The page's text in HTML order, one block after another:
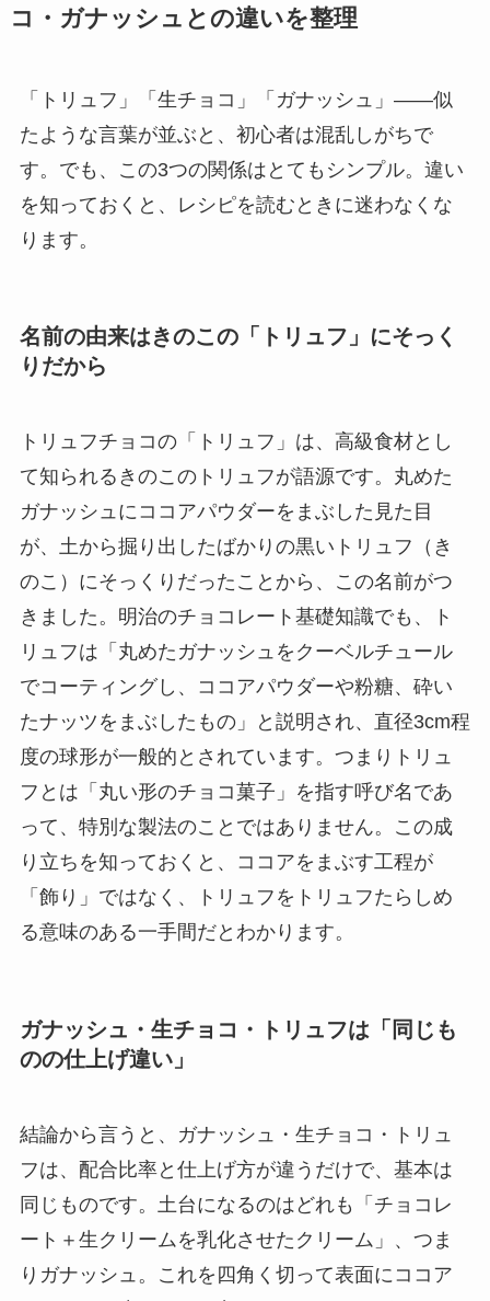
コ・ガナッシュとの違いを整理
「トリュフ」「生チョコ」「ガナッシュ」——似
たような言葉が並ぶと、初心者は混乱しがちで
す。でも、この3つの関係はとてもシンプル。違い
を知っておくと、レシピを読むときに迷わなくな
ります。
名前の由来はきのこの「トリュフ」にそっく
りだから
トリュフチョコの「トリュフ」は、高級食材とし
て知られるきのこのトリュフが語源です。丸めた
ガナッシュにココアパウダーをまぶした見た目
が、土から掘り出したばかりの黒いトリュフ（き
のこ）にそっくりだったことから、この名前がつ
きました。明治のチョコレート基礎知識でも、ト
リュフは「丸めたガナッシュをクーベルチュール
でコーティングし、ココアパウダーや粉糖、砕い
たナッツをまぶしたもの」と説明され、直径3cm程
度の球形が一般的とされています。つまりトリュ
フとは「丸い形のチョコ菓子」を指す呼び名であ
って、特別な製法のことではありません。この成
り立ちを知っておくと、ココアをまぶす工程が
「飾り」ではなく、トリュフをトリュフたらしめ
る意味のある一手間だとわかります。
ガナッシュ・生チョコ・トリュフは「同じも
のの仕上げ違い」
結論から言うと、ガナッシュ・生チョコ・トリュ
フは、配合比率と仕上げ方が違うだけで、基本は
同じものです。土台になるのはどれも「チョコレ
ート＋生クリームを乳化させたクリーム」、つま
りガナッシュ。これを四角く切って表面にココア